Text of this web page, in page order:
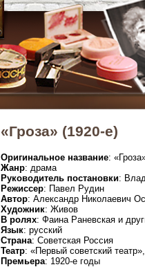
«Гроза» (1920-е)
Оригинальное название:
Жанр: драма
Руководитель постановки:
Режиссер: Павел Рудин
Автор: Александр Николаевич
Художник: Живов
В ролях: Фаина Раневская и
Язык: русский
Страна: Советская Россия
Театр: «Первый советский
Премьера: 1920-е годы